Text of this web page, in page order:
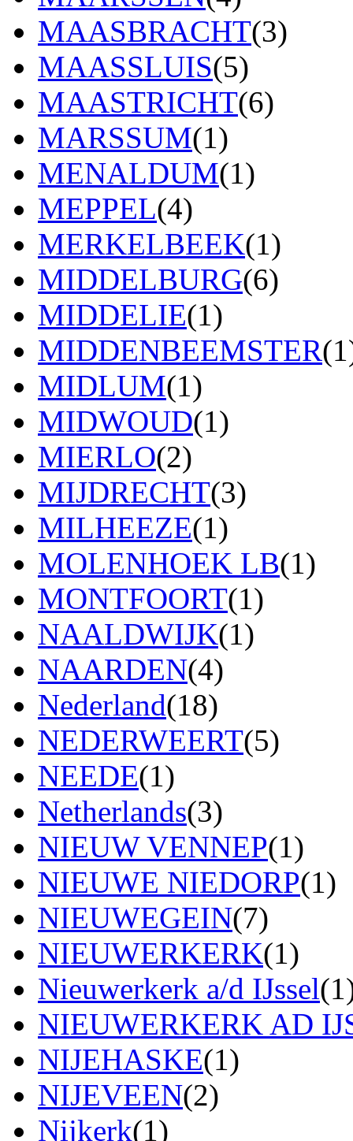
MAASBRACHT(3)
MAASSLUIS(5)
MAASTRICHT(6)
MARSSUM(1)
MENALDUM(1)
MEPPEL(4)
MERKELBEEK(1)
MIDDELBURG(6)
MIDDELIE(1)
MIDDENBEEMSTER
MIDLUM(1)
MIDWOUD(1)
MIERLO(2)
MIJDRECHT(3)
MILHEEZE(1)
MOLENHOEK LB(1)
MONTFOORT(1)
NAALDWIJK(1)
NAARDEN(4)
Nederland(18)
NEDERWEERT(5)
NEEDE(1)
Netherlands(3)
NIEUW VENNEP(1)
NIEUWE NIEDORP(1)
NIEUWEGEIN(7)
NIEUWERKERK(1)
Nieuwerkerk a/d IJssel
NIEUWERKERK AD
NIJEHASKE(1)
NIJEVEEN(2)
Nijkerk(1)